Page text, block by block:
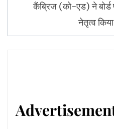
कैंब्रिज (को-एड) ने बोर्ड
नेतृत्व